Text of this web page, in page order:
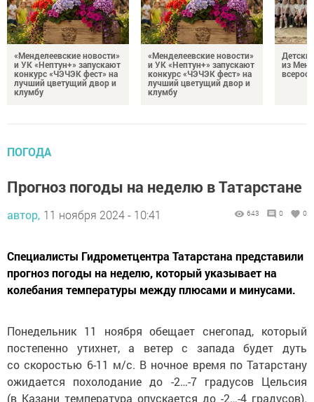
«Менделеевские новости»
и УК «Нептун+» запускают
конкурс «ЧЭЧЭК фест» на
лучший цветущий двор и
клумбу
«Менделеевские новости»
и УК «Нептун+» запускают
конкурс «ЧЭЧЭК фест» на
лучший цветущий двор и
клумбу
из
ПОГОДА
Прогноз погоды на неделю в Татарстане
автор, 11 ноября 2024 - 10:41 643 0 0
Специалисты Гидрометцентра Татарстана представили
прогноз погоды на неделю, который указывает на
колебания температуры между плюсами и минусами.
Понедельник 11 ноября обещает снегопад, который
постепенно утихнет, а ветер с запада будет дуть
со скоростью 6-11 м/с. В ночное время по Татарстану
ожидается похолодание до -2…-7 градусов Цельсия
(в Казани температура опускается до -2…-4 градусов).